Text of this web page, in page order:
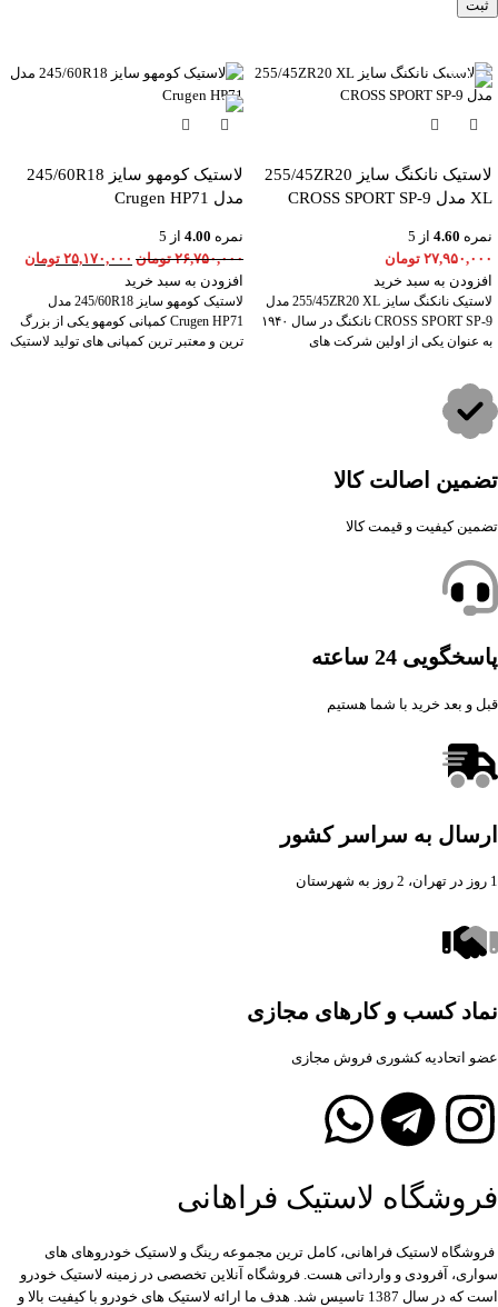
لاستیک نانکنگ سایز 255/45ZR20
XL مدل CROSS SPORT SP-9
نمره 4.60 از 5
۲۷,۹۵۰,۰۰۰ تومان
افزودن به سبد خرید
لاستیک نانکنگ سایز 255/45ZR20 XL مدل
CROSS SPORT SP-9 نانکنگ در سال ۱۹۴۰
به عنوان یکی از اولین شرکت های
-6%
لاستیک کومهو سایز 245/60R18
مدل Crugen HP71
نمره 4.00 از 5
۲۶,۷۵۰,۰۰۰ تومان ۲۵,۱۷۰,۰۰۰ تومان
افزودن به سبد خرید
لاستیک کومهو سایز 245/60R18 مدل
Crugen HP71 کمپانی کومهو یکی از بزرگ
ترین و معتبر ترین کمپانی های تولید لاستیک
تضمین اصالت کالا
تضمین کیفیت و قیمت کالا
پاسخگویی 24 ساعته
قبل و بعد خرید با شما هستیم
ارسال به سراسر کشور
1 روز در تهران، 2 روز به شهرستان
نماد کسب و کارهای مجازی
عضو اتحادیه کشوری فروش مجازی
فروشگاه لاستیک فراهانی
فروشگاه لاستیک فراهانی، کامل ترین مجموعه رینگ و لاستیک خودروهای های
سواری، آفرودی و وارداتی هست. فروشگاه آنلاین تخصصی در زمینه لاستیک خودرو
است که در سال 1387 تاسیس شد. هدف ما ارائه لاستیک های خودرو با کیفیت بالا و